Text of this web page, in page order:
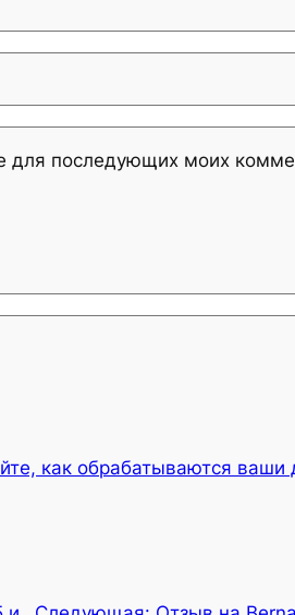
для последующих моих
как обрабатываются ваши